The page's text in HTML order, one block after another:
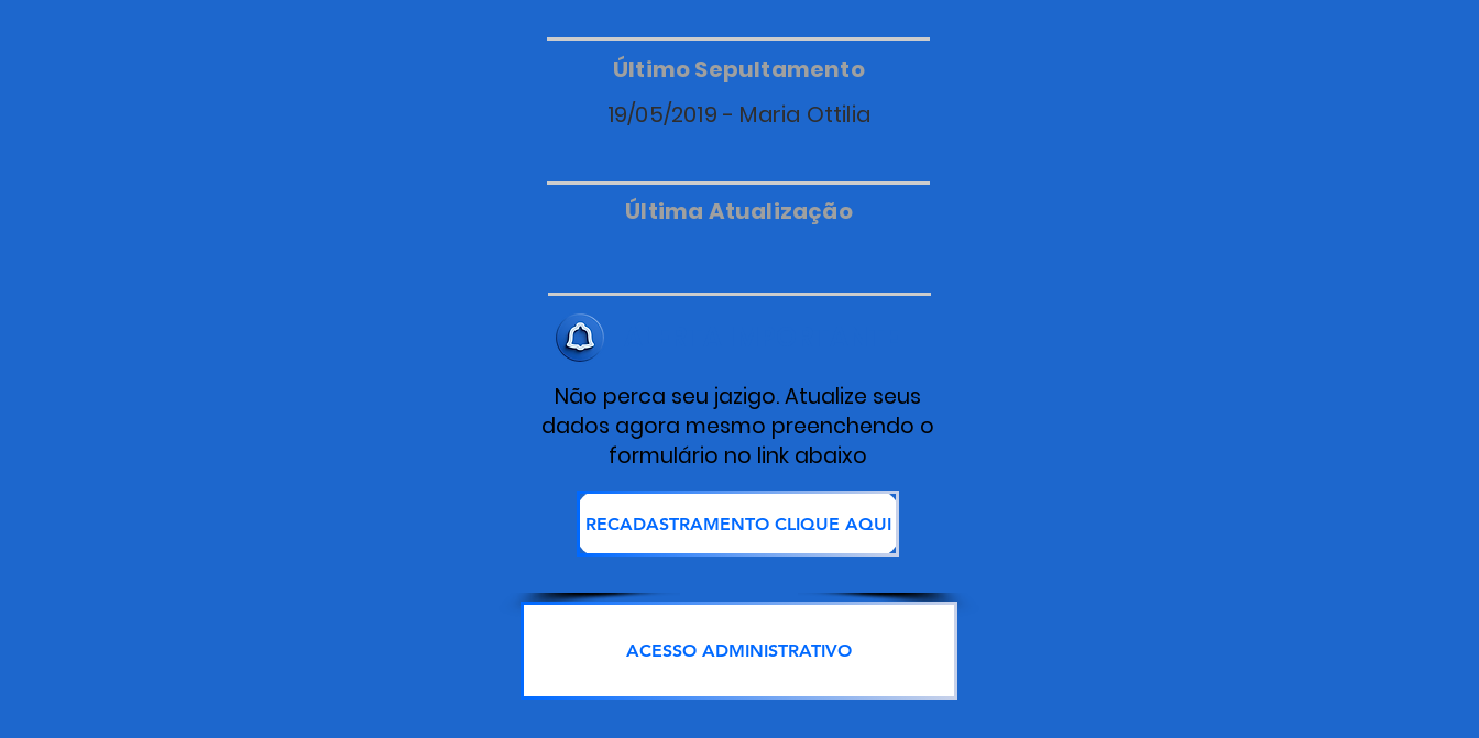
Último Sepultamento
19/05/2019 - Maria Ottilia
Última Atualização
Não perca seu jazigo. Atualize seus
dados agora mesmo preenchendo o
formulário no link abaixo
RECADASTRAMENTO CLIQUE AQUI
ACESSO ADMINISTRATIVO